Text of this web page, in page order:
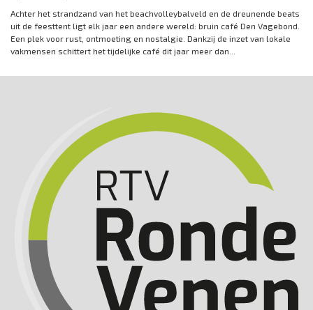
Achter het strandzand van het beachvolleybalveld en de dreunende beats
uit de feesttent ligt elk jaar een andere wereld: bruin café Den Vagebond.
Een plek voor rust, ontmoeting en nostalgie. Dankzij de inzet van lokale
vakmensen schittert het tijdelijke café dit jaar meer dan...